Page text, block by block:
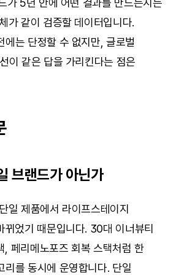
가 5년 안에 어떤 결과를 만드는지는
가 같이 검증할 데이터입니다.
에는 단정할 수 없지만, 글로벌
이 같은 답을 가리킨다는 점은
브랜드가 아닌가
일 제품에서 라이프스테이지
었기 때문입니다. 30대 이너뷰티
페리메노포즈 회복 스택처럼 한
리를 동시에 운영합니다. 단일